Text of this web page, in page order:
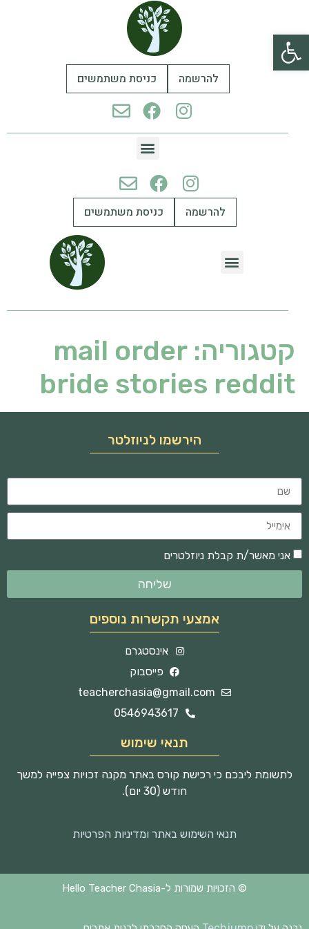
פתח סרגל נגישות
להרשמה כניסת משתמשים
להרשמה כניסת משתמשים
קטגוריה:mail order
bride stories reddit
הירשמו לניוזלטר
אני מאשר/ת קבלת ניוזלטרים
שליחה
אמצעי תקשרות נוספים
אינסטגרם
פייסבוק
teacherchasia@gmail.com
0546943617
תנאי שימוש
לתשומת ליבכם כי רכישת קורס באתר מקנה זכויות צפייה למשך
חודש (30 יום).
תנאי השימוש באתר ומדיניות הפרטיות
© הזכויות שמורות ל-Hello Teacher Chasia